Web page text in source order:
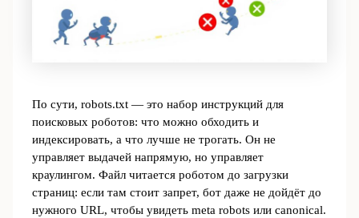
По сути, robots.txt — это набор инструкций для
поисковых роботов: что можно обходить и
индексировать, а что лучше не трогать. Он не
управляет выдачей напрямую, но управляет
краулингом. Файл читается роботом до загрузки
страниц: если там стоит запрет, бот даже не дойдёт до
нужного URL, чтобы увидеть meta robots или canonical.